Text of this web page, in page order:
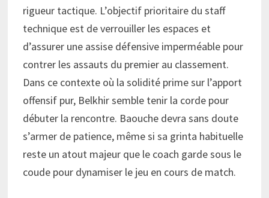
rigueur tactique. L’objectif prioritaire du staff
technique est de verrouiller les espaces et
d’assurer une assise défensive imperméable pour
contrer les assauts du premier au classement.
Dans ce contexte où la solidité prime sur l’apport
offensif pur, Belkhir semble tenir la corde pour
débuter la rencontre. Baouche devra sans doute
s’armer de patience, même si sa grinta habituelle
reste un atout majeur que le coach garde sous le
coude pour dynamiser le jeu en cours de match.